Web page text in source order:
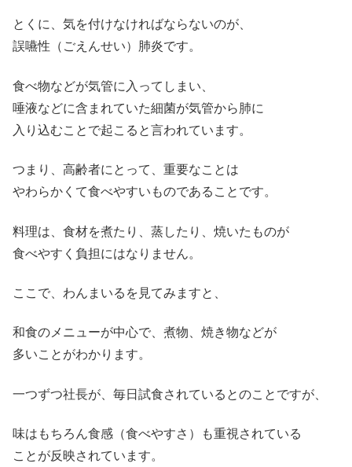
とくに、気を付けなければならないのが、
誤嚥性（ごえんせい）肺炎です。
食べ物などが気管に入ってしまい、
唾液などに含まれていた細菌が気管から肺に
入り込むことで起こると言われています。
つまり、高齢者にとって、重要なことは
やわらかくて食べやすいものであることです。
料理は、食材を煮たり、蒸したり、焼いたものが
食べやすく負担にはなりません。
ここで、わんまいるを見てみますと、
和食のメニューが中心で、煮物、焼き物などが
多いことがわかります。
一つずつ社長が、毎日試食されているとのことですが、
味はもちろん食感（食べやすさ）も重視されている
ことが反映されています。